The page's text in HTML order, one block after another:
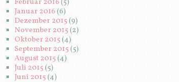
Februar 2016(5)
Januar 2016(6)
Dezember 2015(9)
November 2015(2)
Oktober 2015(4)
September 2015(5)
August 2015(4)
Juli 2015(5)
Juni 2015(4)